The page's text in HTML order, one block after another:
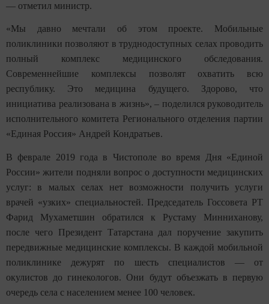
— отметил министр.
«Мы давно мечтали об этом проекте. Мобильные
поликлиники позволяют в труднодоступных селах проводить
полный комплекс медицинского обследования.
Современнейшие комплексы позволят охватить всю
республику. Это медицина будущего. Здорово, что
инициатива реализована в жизнь», – поделился руководитель
исполнительного комитета Регионального отделения партии
«Единая Россия» Андрей Кондратьев.
В феврале 2019 года в Чистополе во время Дня «Единой
России» жители подняли вопрос о доступности медицинских
услуг: в малых селах нет возможности получить услуги
врачей «узких» специальностей. Председатель Госсовета РТ
Фарид Мухаметшин обратился к Рустаму Минниханову,
после чего Президент Татарстана дал поручение закупить
передвижные медицинские комплексы. В каждой мобильной
поликлинике дежурят по шесть специалистов — от
окулистов до гинекологов. Они будут объезжать в первую
очередь села с населением менее 100 человек.